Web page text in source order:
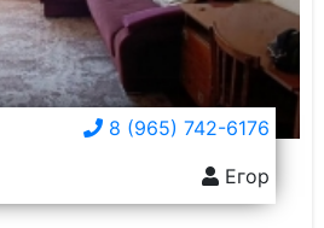
8 (965) 742-6176
Егор